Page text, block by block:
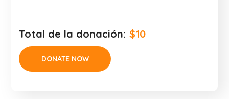
Total de la donación: $10